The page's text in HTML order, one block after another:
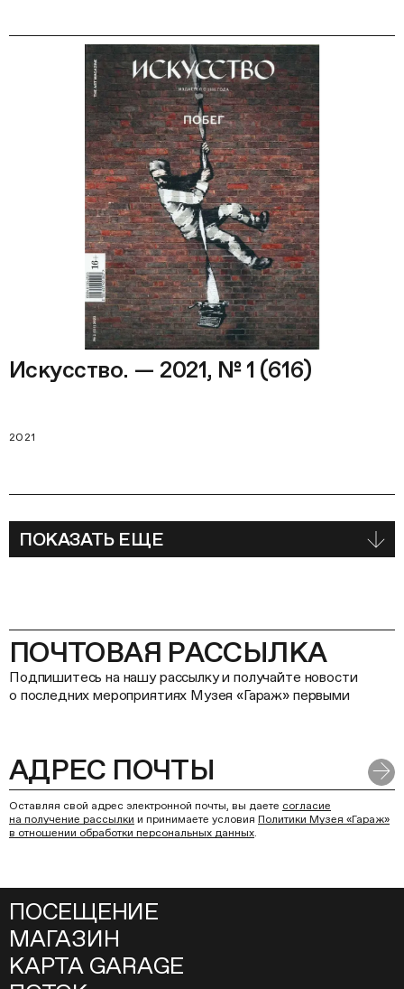
Искусство. — 2021, № 1 (616)
2021
ПОКАЗАТЬ ЕЩЕ
ПОЧТОВАЯ РАССЫЛКА
Подпишитесь на нашу рассылку и получайте новости
о последних мероприятиях Музея «Гараж» первыми
Оставляя свой адрес электронной почты, вы даете согласие
на получение рассылки и принимаете условия Политики Музея «Гараж»
в отношении обработки персональных данных.
ПОСЕЩЕНИЕ
МАГАЗИН
КАРТА GARAGE